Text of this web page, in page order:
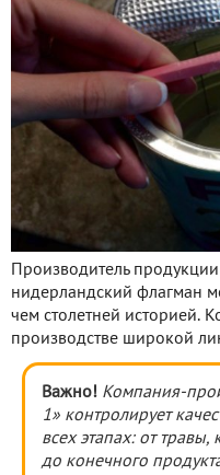
Производитель
нидерландский флагман
чем столетней историей.
производстве широкой
Важно! Компания-
1» контролирует
всех этапах: от
до конечного